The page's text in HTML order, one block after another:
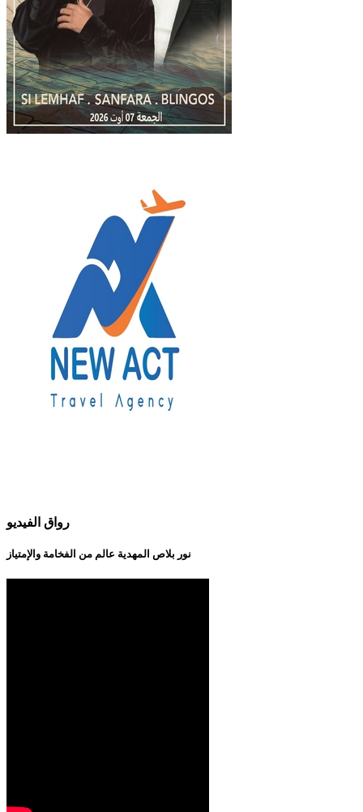
رواق الفيديو
نور بلاص المهدية عالم من الفخامة والإمتياز